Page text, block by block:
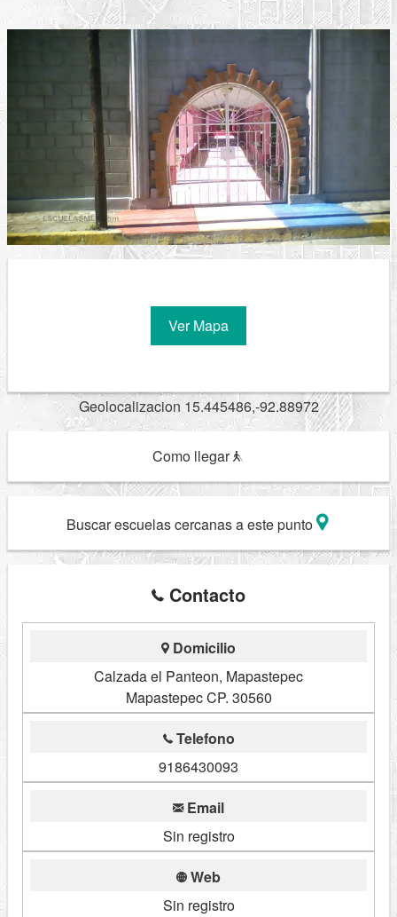
Ver Mapa
Geolocalizacion 15.445486,-92.88972
Como llegar
Buscar escuelas cercanas a este punto
Contacto
Domicilio
Calzada el Panteon, Mapastepec
Mapastepec CP. 30560
Telefono
9186430093
Email
Sin registro
Web
Sin registro